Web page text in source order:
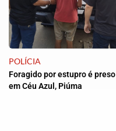
POLÍCIA
Foragido por estupro é preso
em Céu Azul, Piúma